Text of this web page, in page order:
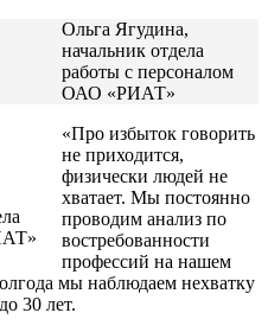
Ольга Ягудина,
начальник отдела
работы с персоналом
ОАО «РИАТ»
«Про избыток говорить
не приходится,
физически людей не
хватает. Мы постоянно
проводим анализ по
востребованности
профессий на нашем
мы наблюдаем нехватку
30 лет.